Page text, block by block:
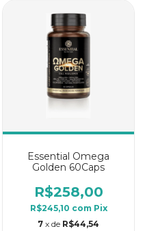
Essential Omega
Golden 60Caps
R$258,00
R$245,10 com Pix
7 x de R$44,54